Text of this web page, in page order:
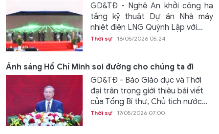
GD&TĐ - Nghệ An khởi công hạ
tầng kỹ thuật Dự án Nhà máy
nhiệt điện LNG Quỳnh Lập với...
Thời sự 18/05/2026 05:24
Ánh sáng Hồ Chí Minh soi đường cho chúng ta đi
GD&TĐ - Báo Giáo dục và Thời
đại trân trọng giới thiệu bài viết
của Tổng Bí thư, Chủ tịch nước...
Thời sự 17/05/2026 07:00